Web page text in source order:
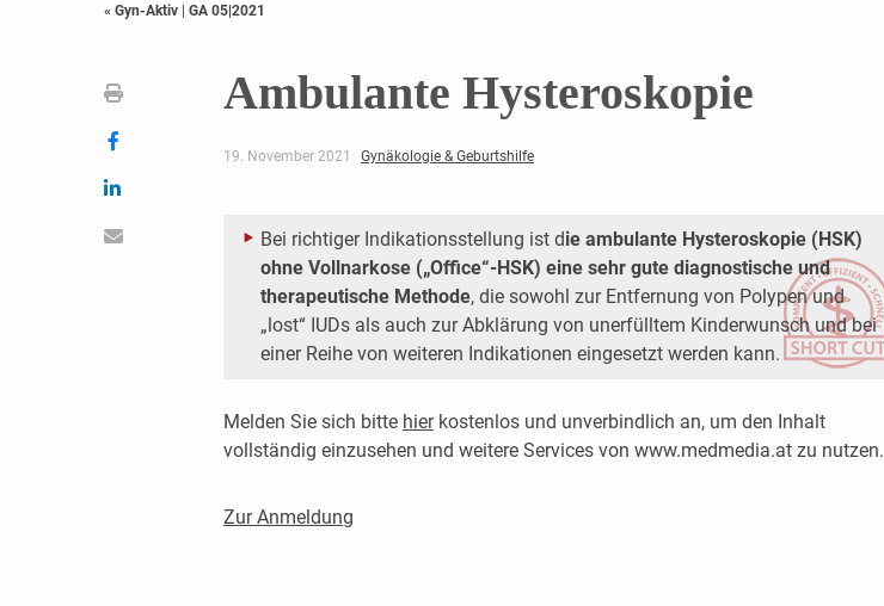
« Gyn-Aktiv | GA 05|2021
Ambulante Hysteroskopie
19. November 2021 Gynäkologie & Geburtshilfe
Bei richtiger Indikationsstellung ist die ambulante Hysteroskopie (HSK)
ohne Vollnarkose („Office“-HSK) eine sehr gute diagnostische und
therapeutische Methode, die sowohl zur Entfernung von Polypen und
„lost“ IUDs als auch zur Abklärung von unerfülltem Kinderwunsch und bei
einer Reihe von weiteren Indikationen eingesetzt werden kann.
Melden Sie sich bitte hierkostenlos und unverbindlich an, um den Inhalt
vollständig einzusehen und weitere Services von www.medmedia.at zu nutzen.
Zur Anmeldung